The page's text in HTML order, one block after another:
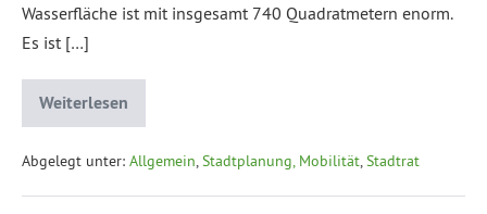
Wasserfläche ist mit insgesamt 740 Quadratmetern enorm.
Es ist […]
Weiterlesen
Abgelegt unter: Allgemein,Stadtplanung, Mobilität,Stadtrat